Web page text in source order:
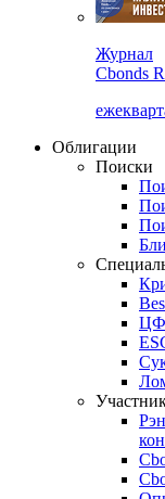
Журнал
Cbonds
Облигации
Поиски